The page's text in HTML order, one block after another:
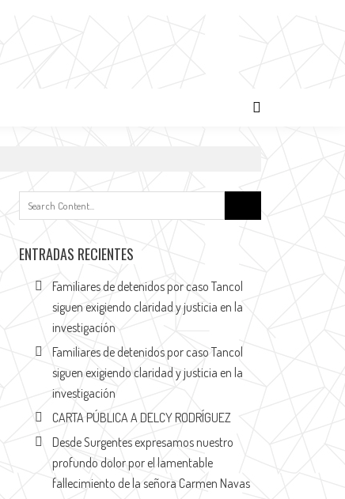
ENTRADAS RECIENTES
Familiares de detenidos por caso Tancol
siguen exigiendo claridad y justicia en la
investigación
Familiares de detenidos por caso Tancol
siguen exigiendo claridad y justicia en la
investigación
CARTA PÚBLICA A DELCY RODRÍGUEZ
Desde Surgentes expresamos nuestro
profundo dolor por el lamentable
fallecimiento de la señora Carmen Navas